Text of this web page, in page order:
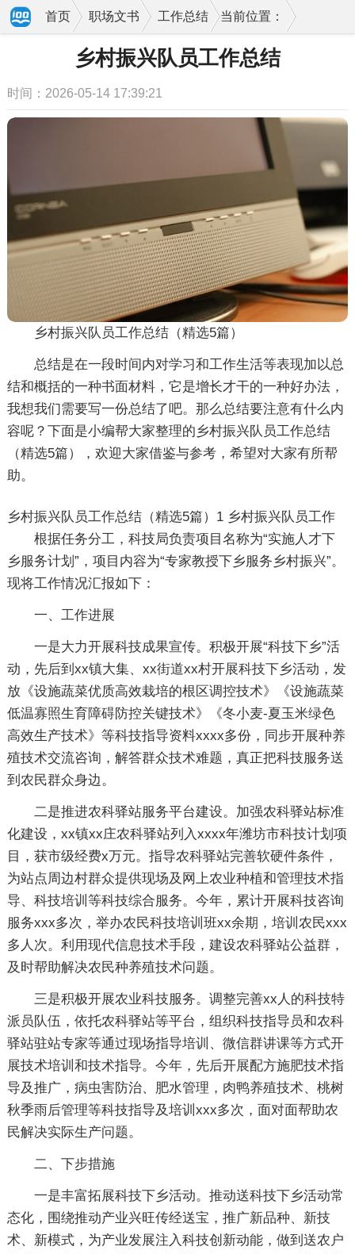
当前位置：
首页 职场文书 工作总结
乡村振兴队员工作总结
时间：2026-05-14 17:39:21
乡村振兴队员工作总结（精选5篇）
总结是在一段时间内对学习和工作生活等表现加以总
结和概括的一种书面材料，它是增长才干的一种好办法，
我想我们需要写一份总结了吧。那么总结要注意有什么内
容呢？下面是小编帮大家整理的乡村振兴队员工作总结
（精选5篇），欢迎大家借鉴与参考，希望对大家有所帮
助。
乡村振兴队员工作总结（精选5篇）1
根据任务分工，科技局负责项目名称为“实施人才下
乡服务计划”，项目内容为“专家教授下乡服务乡村振兴”。
现将工作情况汇报如下：
一、工作进展
一是大力开展科技成果宣传。积极开展“科技下乡”活
动，先后到xx镇大集、xx街道xx村开展科技下乡活动，发
放《设施蔬菜优质高效栽培的根区调控技术》《设施蔬菜
低温寡照生育障碍防控关键技术》《冬小麦-夏玉米绿色
高效生产技术》等科技指导资料xxxx多份，同步开展种养
殖技术交流咨询，解答群众技术难题，真正把科技服务送
到农民群众身边。
二是推进农科驿站服务平台建设。加强农科驿站标准
化建设，xx镇xx庄农科驿站列入xxxx年潍坊市科技计划项
目，获市级经费x万元。指导农科驿站完善软硬件条件，
为站点周边村群众提供现场及网上农业种植和管理技术指
导、科技培训等科技综合服务。今年，累计开展科技咨询
服务xxx多次，举办农民科技培训班xx余期，培训农民xxx
多人次。利用现代信息技术手段，建设农科驿站公益群，
及时帮助解决农民种养殖技术问题。
三是积极开展农业科技服务。调整完善xx人的科技特
派员队伍，依托农科驿站等平台，组织科技指导员和农科
驿站驻站专家等通过现场指导培训、微信群讲课等方式开
展技术培训和技术指导。今年，先后开展配方施肥技术指
导及推广，病虫害防治、肥水管理，肉鸭养殖技术、桃树
秋季雨后管理等科技指导及培训xxx多次，面对面帮助农
民解决实际生产问题。
二、下步措施
一是丰富拓展科技下乡活动。推动送科技下乡活动常
态化，围绕推动产业兴旺传经送宝，推广新品种、新技
术、新模式，为产业发展注入科技创新动能，做到送农户
乡村振兴队员工作